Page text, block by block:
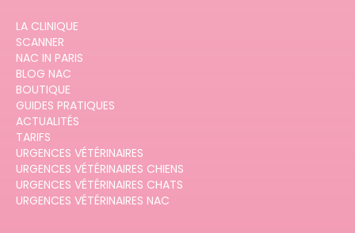
LA CLINIQUE
SCANNER
NAC IN PARIS
BLOG NAC
BOUTIQUE
GUIDES PRATIQUES
ACTUALITÉS
TARIFS
URGENCES VÉTÉRINAIRES
URGENCES VÉTÉRINAIRES CHIENS
URGENCES VÉTÉRINAIRES CHATS
URGENCES VÉTÉRINAIRES NAC